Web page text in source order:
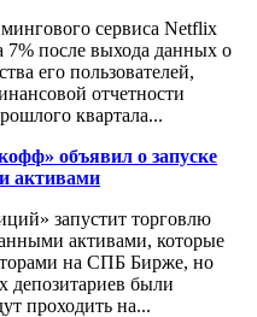
сервиса Netflix
7% после выхода данных о
его пользователей,
отчетности
квартала...
объявил о запуске
активами
запустит торговлю
активами, которые
на СПБ Бирже, но
депозитариев были
проходить на...